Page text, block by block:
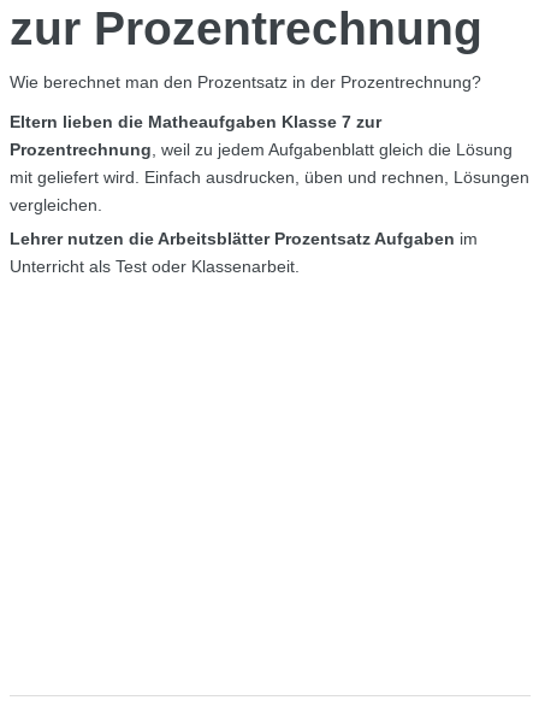
zur Prozentrechnung
Wie berechnet man den Prozentsatz in der Prozentrechnung?
Eltern lieben die Matheaufgaben Klasse 7 zur
Prozentrechnung , weil zu jedem Aufgabenblatt gleich die Lösung
mit geliefert wird. Einfach ausdrucken, üben und rechnen, Lösungen
vergleichen.
Lehrer nutzen die Arbeitsblätter Prozentsatz Aufgaben im
Unterricht als Test oder Klassenarbeit.